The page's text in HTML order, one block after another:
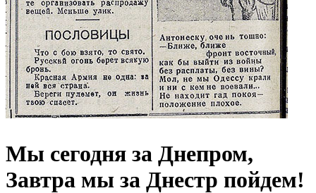
Мы сегодня за Днепром,
Завтра мы за Днестр пойдем!